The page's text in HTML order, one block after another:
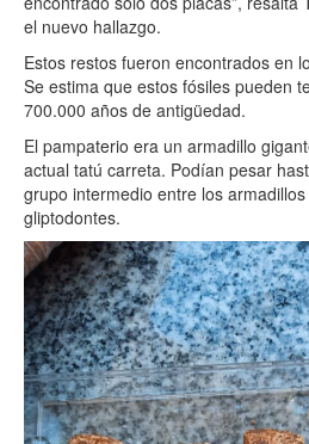
el nuevo hallazgo.
Estos restos fueron encontrados en
Se estima que estos fósiles pueden
700.000 años de antigüedad.
El pampaterio era un armadillo
actual tatú carreta. Podían pesar
grupo intermedio entre los
gliptodontes.